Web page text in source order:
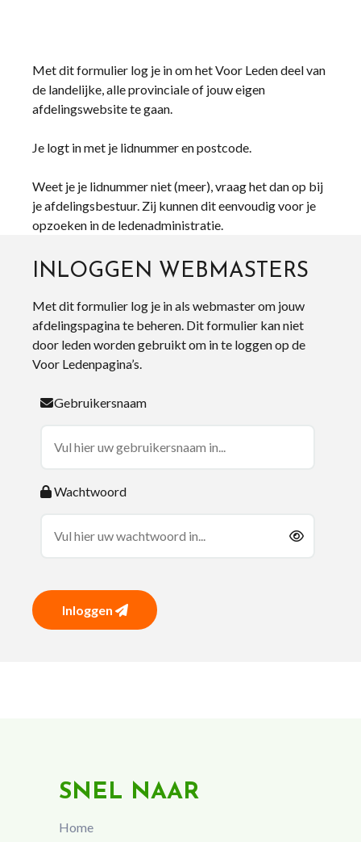
Met dit formulier log je in om het Voor Leden deel van
de landelijke, alle provinciale of jouw eigen
afdelingswebsite te gaan.
Je logt in met je lidnummer en postcode.
Weet je je lidnummer niet (meer), vraag het dan op bij
je afdelingsbestuur. Zij kunnen dit eenvoudig voor je
opzoeken in de ledenadministratie.
INLOGGEN WEBMASTERS
Met dit formulier log je in als webmaster om jouw
afdelingspagina te beheren. Dit formulier kan niet
door leden worden gebruikt om in te loggen op de
Voor Ledenpagina’s.
Gebruikersnaam
Wachtwoord
Inloggen
SNEL NAAR
Home